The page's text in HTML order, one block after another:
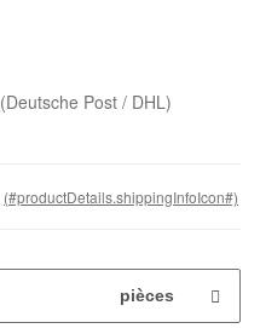
(Deutsche Post / DHL)
(#productDetails.shippingInfoIcon#)
pièces